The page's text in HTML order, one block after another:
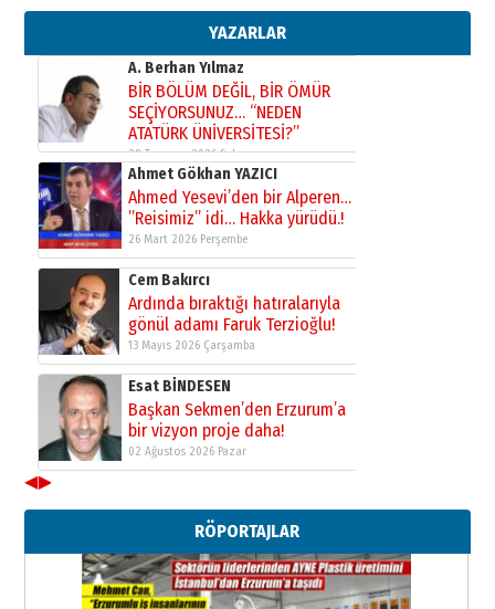
YAZARLAR
A. Berhan Yılmaz
BİR BÖLÜM DEĞİL, BİR ÖMÜR
SEÇİYORSUNUZ… “NEDEN
ATATÜRK ÜNİVERSİTESİ?”
28 Temmuz 2026 Salı
Ahmet Gökhan YAZICI
Ahmed Yesevi’den bir Alperen…
”Reisimiz” idi… Hakka yürüdü.!
26 Mart 2026 Perşembe
Cem Bakırcı
Ardında bıraktığı hatıralarıyla
gönül adamı Faruk Terzioğlu!
13 Mayıs 2026 Çarşamba
Esat BİNDESEN
Başkan Sekmen’den Erzurum’a
bir vizyon proje daha!
02 Ağustos 2026 Pazar
Erzurumspor’un köşe taşları
29 Haziran 2026 Pazartesi
Kenan GÜLERCİ
◀▶
RÖPORTAJLAR